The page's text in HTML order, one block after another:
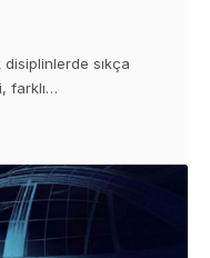
sıkça
farklı…